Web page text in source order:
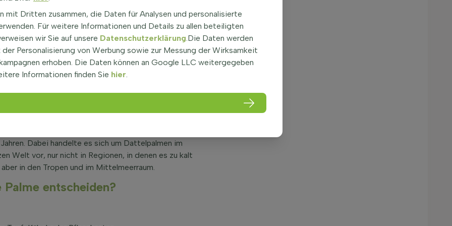
Durch die weichen, nach außen gebogenen
Palmen. Diese Pflanze stellt eine echte
Flair in Ihrem Garten, auf Ihrer Terrasse oder Ihrem
Sie ist eine auffällige Erscheinung und zudem
exotische Akzente, die jedes Mal wieder erfreuen,
Garten arbeiten.
Dabei handelte es sich um Dattelpalmen im
Welt vor, nur nicht in Regionen, in denen es zu kalt
in den Tropen und im Mittelmeerraum.
entscheiden?
mit Dritten zusammen, die Daten für Analysen und personalisierte
Für weitere Informationen und Details zu allen beteiligten
wir Sie auf unsere Datenschutzerklärung.Die Daten werden
der Personalisierung von Werbung sowie zur Messung der Wirksamkeit
erhoben. Die Daten können an Google LLC weitergegeben
Informationen finden Sie hier.